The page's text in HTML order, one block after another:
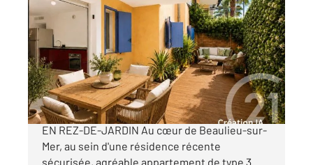
66,30 m 2, 3 pièces
Ref : 5635
Appartement F3 à vendre
645 000 €
BEAULIEU-SUR-MER CENTRE-VILLE 3 PIÈCES
EN REZ-DE-JARDIN Au cœur de Beaulieu-sur-
Mer, au sein d'une résidence récente
sécurisée, agréable appartement de type 3